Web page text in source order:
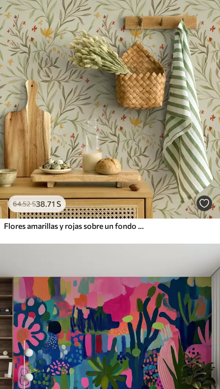
64.52S38.71 S
Flores amarillas y rojas sobre un fondo verde claro